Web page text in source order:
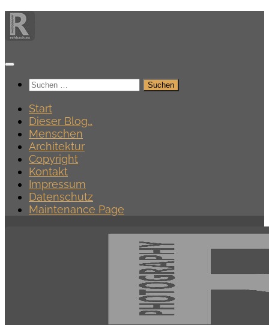
Zum
Inhalt
springen
Suchen
Start
Dieser Blog…
Menschen
Architektur
Copyright
Kontakt
Impressum
Datenschutz
Maintenance Page